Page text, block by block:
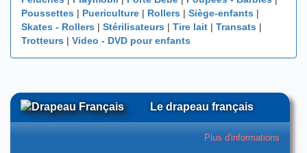
Poussettes | Puericulture | Rollers | Siège-enfants |
Skates - Rollers | Stérilisateurs | Tire lait | Transats |
Trotteurs | Video - DVD pour enfants
Le drapeau français
Plus d'informations